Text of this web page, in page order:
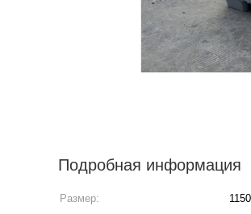
Подробная информация
Размер: